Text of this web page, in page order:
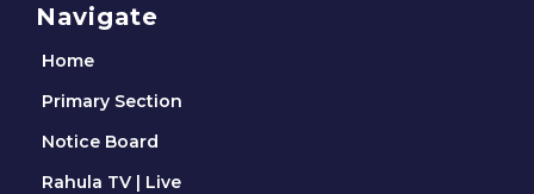
Navigate
Home
Primary Section
Notice Board
Rahula TV | Live